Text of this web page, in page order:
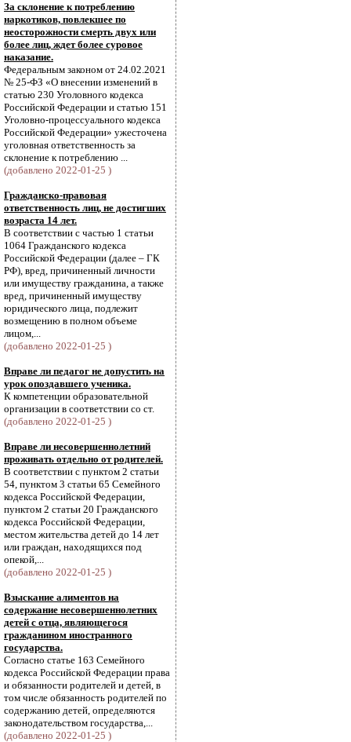
За склонение к потреблению
наркотиков, повлекшее по
неосторожности смерть двух или
более лиц, ждет более суровое
наказание.
Федеральным законом от 24.02.2021
№ 25-ФЗ «О внесении изменений в
статью 230 Уголовного кодекса
Российской Федерации и статью 151
Уголовно-процессуального кодекса
Российской Федерации» ужесточена
уголовная ответственность за
склонение к потреблению ...
(добавлено 2022-01-25 )
Гражданско-правовая
ответственность лиц, не достигших
возраста 14 лет.
В соответствии с частью 1 статьи
1064 Гражданского кодекса
Российской Федерации (далее – ГК
РФ), вред, причиненный личности
или имуществу гражданина, а также
вред, причиненный имуществу
юридического лица, подлежит
возмещению в полном объеме
лицом,...
(добавлено 2022-01-25 )
Вправе ли педагог не допустить на
урок опоздавшего ученика.
К компетенции образовательной
организации в соответствии со ст.
(добавлено 2022-01-25 )
Вправе ли несовершеннолетний
проживать отдельно от родителей.
В соответствии с пунктом 2 статьи
54, пунктом 3 статьи 65 Семейного
кодекса Российской Федерации,
пунктом 2 статьи 20 Гражданского
кодекса Российской Федерации,
местом жительства детей до 14 лет
или граждан, находящихся под
опекой,...
(добавлено 2022-01-25 )
Взыскание алиментов на
содержание несовершеннолетних
детей с отца, являющегося
гражданином иностранного
государства.
Согласно статье 163 Семейного
кодекса Российской Федерации права
и обязанности родителей и детей, в
том числе обязанность родителей по
содержанию детей, определяются
законодательством государства,...
(добавлено 2022-01-25 )